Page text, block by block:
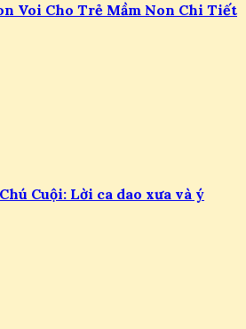
Voi Cho Trẻ Mầm Non Chi Tiết
Cuội: Lời ca dao xưa và ý